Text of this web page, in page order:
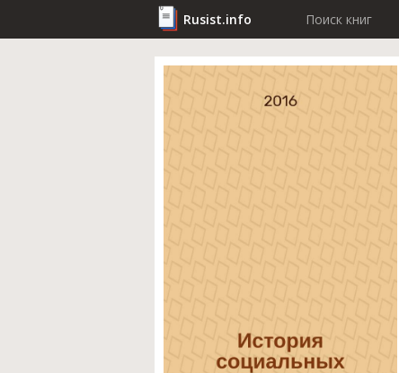
Rusist.info Поиск книг